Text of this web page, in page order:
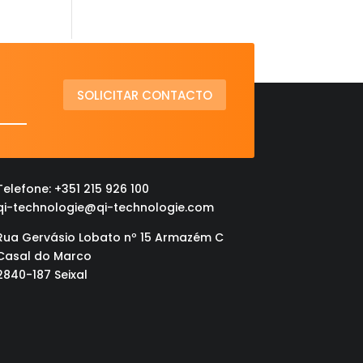
SOLICITAR CONTACTO
+351 215 926 100
technologie@qi-technologie.com
Gervásio Lobato nº 15 Armazém C
do Marco
187 Seixal